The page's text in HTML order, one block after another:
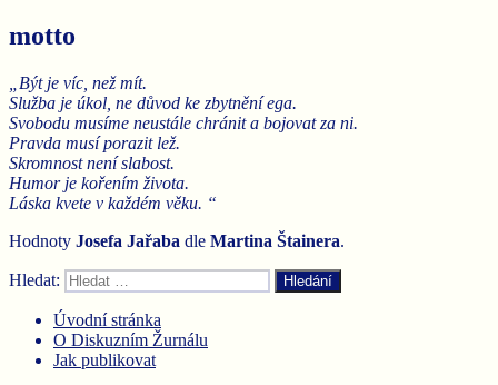
motto
„Být je víc, než mít.
Služba je úkol, ne důvod ke zbytnění ega.
Svobodu musíme neustále chránit a bojovat za ni.
Pravda musí porazit lež.
Skromnost není slabost.
Humor je kořením života.
Láska kvete v každém věku. “
Hodnoty Josefa Jařaba dle Martina Štainera.
Hledat: Hledání
Úvodní stránka
O Diskuzním Žurnálu
Jak publikovat